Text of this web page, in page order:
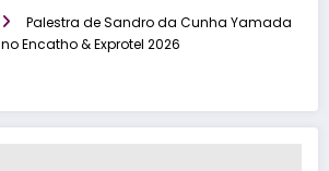
Palestra de Sandro da Cunha Yamada
no Encatho & Exprotel 2026